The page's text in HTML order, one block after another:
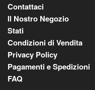
Contattaci
Il Nostro Negozio
Stati
Condizioni di Vendita
Privacy Policy
Pagamenti e Spedizioni
FAQ